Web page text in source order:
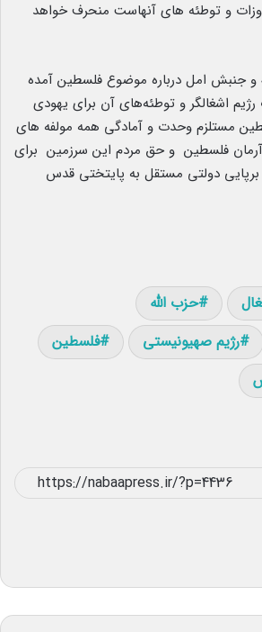
و توطئه های آنهاست منحرف خواهد
و جنبش امل درباره موضوع فلسطین آمده
رژیم اشغالگر و توطئه‌های آن برای یهودی
مستلزم وحدت و آمادگی همه مولفه های
فلسطین و حق مردم این سرزمین برای
دولتی مستقل به پایتختی قدس
حزب الله
رژیم صهیونیستی
فلسطین